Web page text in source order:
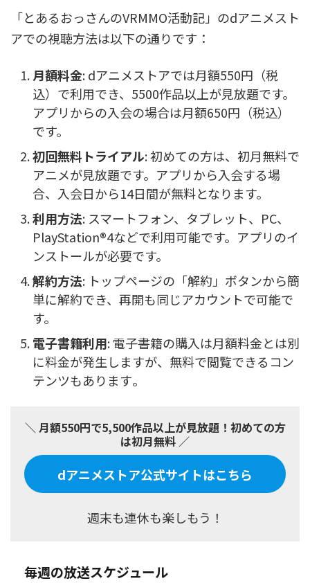
「とあるおっさんのVRMMO活動記」のdアニメスト
アでの視聴方法は以下の通りです：
月額料金: dアニメストアでは月額550円（税
込）で利用でき、5500作品以上が見放題です。
アプリからの入会の場合は月額650円（税込）
です。
初回無料トライアル: 初めての方は、初月無料で
アニメが見放題です。アプリから入会する場
合、入会日から14日間が無料となります。
利用方法: スマートフォン、タブレット、PC、
PlayStation®4などで利用可能です。アプリのイ
ンストールが必要です。
解約方法: トップページの「解約」ボタンから簡
単に解約でき、再開も同じアカウントで可能で
す。
電子書籍利用: 電子書籍の購入は月額料金とは別
に料金が発生しますが、無料で閲覧できるコン
テンツもあります​​。
＼ 月額550円で5,500作品以上が見放題！初めての方
は初月無料 ／
dアニメストア公式サイトはこちら
週末も連休も楽しもう！
毎週の放送スケジュール